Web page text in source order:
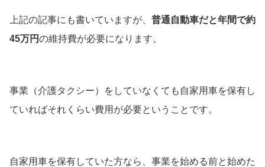
上記の記事にも書いていますが、 普通自動車だと年間で約
45万円の維持費が必要になります。
事業（介護タクシー）をしていなくても自家用車を保有し
ていればそれくらい費用が必要ということです。
自家用車を保有していた方なら、事業を始める前と始めた